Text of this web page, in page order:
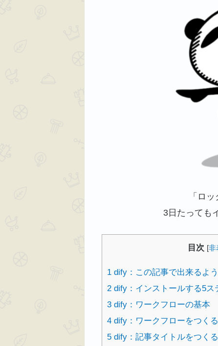
「ロ
3日たっても
目次 [非
1 dify：この記事で出来るよ
2 dify：インストールする5ス
3 dify：ワークフローの基本
4 dify：ワークフローをつく
5 dify：記事タイトルをつく